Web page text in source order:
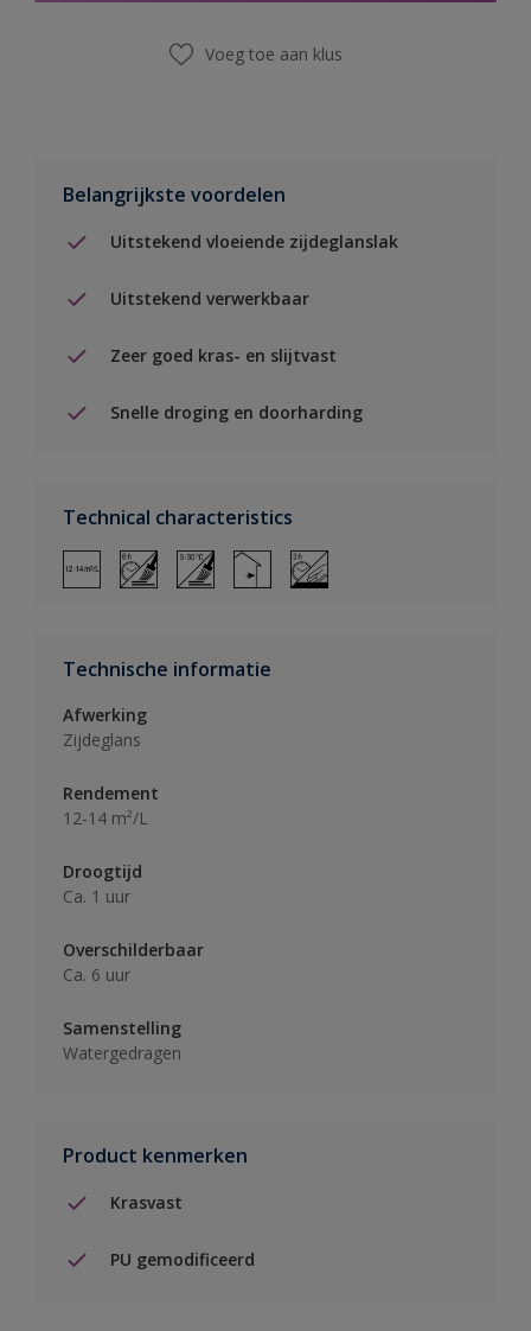
Voeg toe aan klus
Belangrijkste voordelen
Uitstekend vloeiende zijdeglanslak
Uitstekend verwerkbaar
Zeer goed kras- en slijtvast
Snelle droging en doorharding
Technical characteristics
Technische informatie
Afwerking
Zijdeglans
Rendement
12-14 m²/L
Droogtijd
Ca. 1 uur
Overschilderbaar
Ca. 6 uur
Samenstelling
Watergedragen
Product kenmerken
Krasvast
PU gemodificeerd